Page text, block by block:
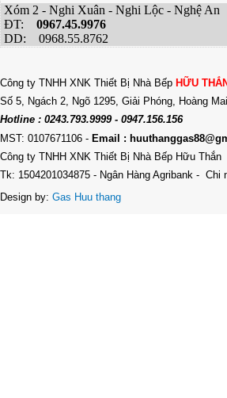
Xóm 2 - Nghi Xuân - Nghi Lộc - Nghệ An
ĐT: 0967.45.9976
DD: 0968.55.8762
Công ty TNHH XNK Thiết Bị Nhà Bếp HỮU
Số 5, Ngách 2, Ngõ 1295, Giải Phóng, Hoàng
Hotline : 0243.793.9999 - 0947.156.156
MST: 0107671106 - Email :
Công ty TNHH XNK Thiết Bị Nhà Bếp Hữu Thắn
Tk: 1504201034875 - Ngân Hàng Agribank - Chi
Design by: Gas Huu thang